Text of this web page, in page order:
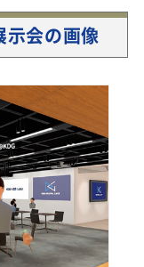
示会の画像